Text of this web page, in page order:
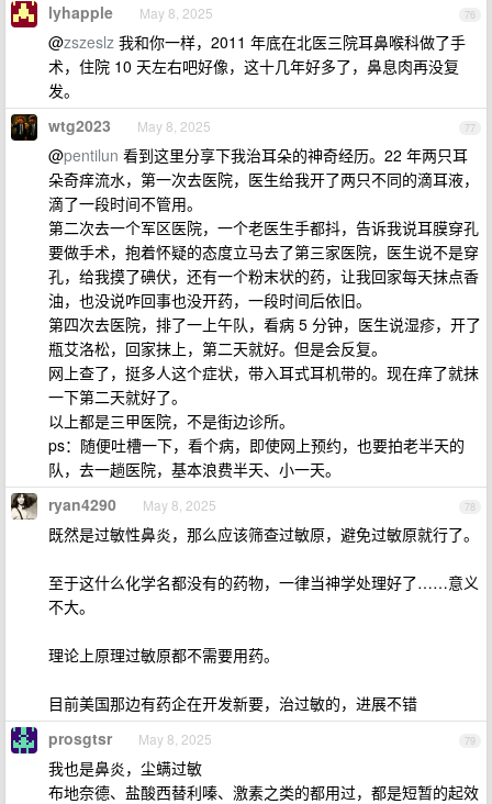
76
lyhapple May 8, 2025
@zszeslz 我和你一样，2011 年底在北医三院耳鼻喉科做了手
术，住院 10 天左右吧好像，这十几年好多了，鼻息肉再没复
发。
77
wtg2023 May 8, 2025
@pentilun 看到这里分享下我治耳朵的神奇经历。22 年两只耳
朵奇痒流水，第一次去医院，医生给我开了两只不同的滴耳液，
滴了一段时间不管用。
第二次去一个军区医院，一个老医生手都抖，告诉我说耳膜穿孔
要做手术，抱着怀疑的态度立马去了第三家医院，医生说不是穿
孔，给我摸了碘伏，还有一个粉末状的药，让我回家每天抹点香
油，也没说咋回事也没开药，一段时间后依旧。
第四次去医院，排了一上午队，看病 5 分钟，医生说湿疹，开了
瓶艾洛松，回家抹上，第二天就好。但是会反复。
网上查了，挺多人这个症状，带入耳式耳机带的。现在痒了就抹
一下第二天就好了。
以上都是三甲医院，不是街边诊所。
ps：随便吐槽一下，看个病，即使网上预约，也要拍老半天的
队，去一趟医院，基本浪费半天、小一天。
78
ryan4290 May 8, 2025
既然是过敏性鼻炎，那么应该筛查过敏原，避免过敏原就行了。
至于这什么化学名都没有的药物，一律当神学处理好了……意义
不大。
理论上原理过敏原都不需要用药。
目前美国那边有药企在开发新要，治过敏的，进展不错
79
prosgtsr May 8, 2025
我也是鼻炎，尘螨过敏
布地奈德、盐酸西替利嗪、激素之类的都用过，都是短暂的起效